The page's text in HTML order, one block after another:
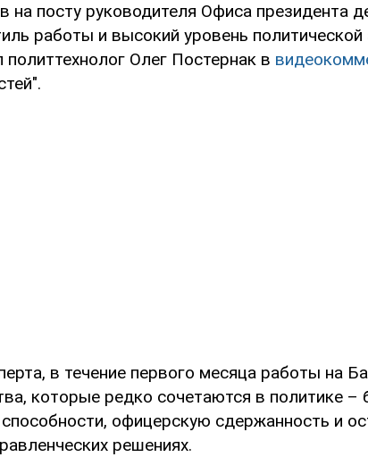
на посту руководителя Офиса президента
работы и высокий уровень политической
политтехнолог Олег Постернак в
в течение первого месяца работы на
которые редко сочетаются в политике –
способности, офицерскую сдержанность и
решениях.